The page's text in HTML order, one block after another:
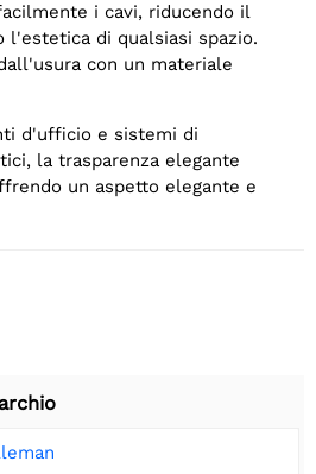
i cavi, riducendo il
l'estetica di qualsiasi spazio.
con un materiale
d'ufficio e sistemi di
la trasparenza elegante
un aspetto elegante e